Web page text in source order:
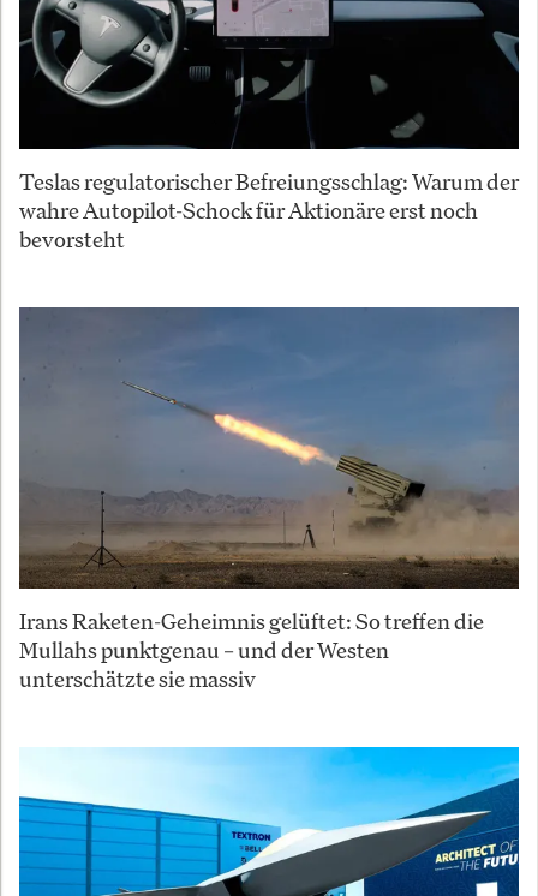
Teslas regulatorischer Befreiungsschlag: Warum der
wahre Autopilot-Schock für Aktionäre erst noch
bevorsteht
Irans Raketen-Geheimnis gelüftet: So treffen die
Mullahs punktgenau – und der Westen
unterschätzte sie massiv